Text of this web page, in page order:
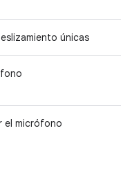
únicas
el micrófono